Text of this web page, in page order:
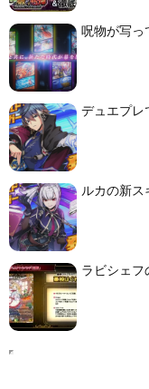
呪物が写っ
デュエプ
ルカの新ス
ラビシェフ